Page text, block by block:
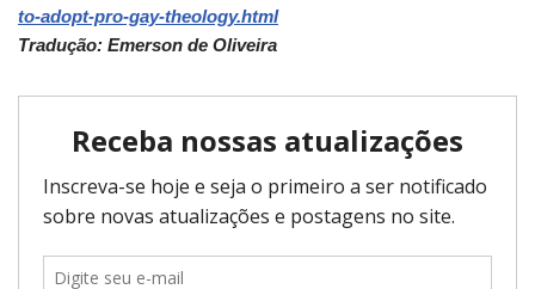
to-adopt-pro-gay-theology.html
Tradução: Emerson de Oliveira